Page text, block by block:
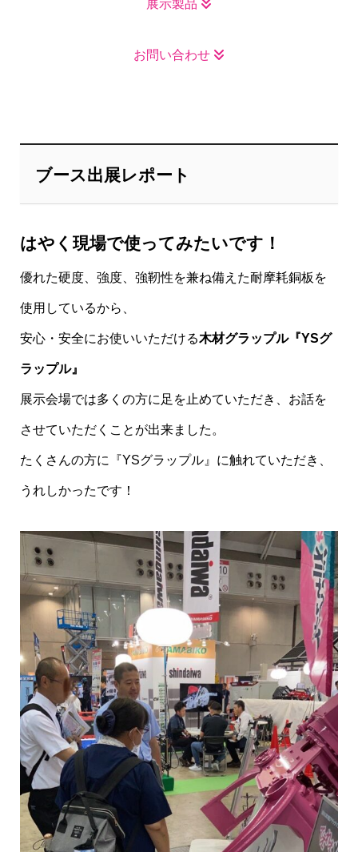
展示製品
お問い合わせ
ブース出展レポート
はやく現場で使ってみたいです！
優れた硬度、強度、強靭性を兼ね備えた耐摩耗銅板を
使用しているから、
安心・安全にお使いいただける木材グラップル『YSグ
ラップル』
展示会場では多くの方に足を止めていただき、お話を
させていただくことが出来ました。
たくさんの方に『YSグラップル』に触れていただき、
うれしかったです！